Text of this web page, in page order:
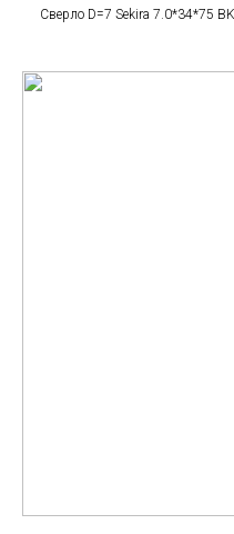
Сверло D=7 Sekira 7.0*34*75